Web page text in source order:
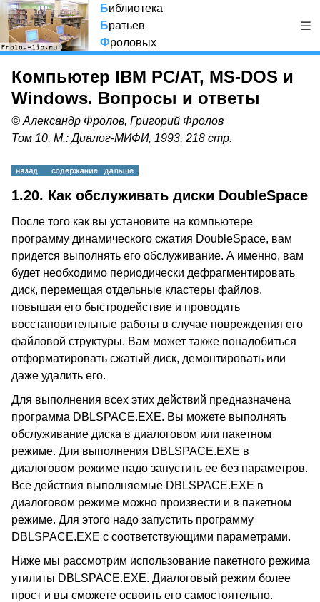
Библиотека
Братьев
Фроловых
Компьютер IBM PC/AT, MS-DOS и
Windows. Вопросы и ответы
© Александр Фролов, Григорий Фролов
Том 10, М.: Диалог-МИФИ, 1993, 218 стр.
1.20. Как обслуживать диски DoubleSpace
После того как вы установите на компьютере
программу динамического сжатия DoubleSpace, вам
придется выполнять его обслуживание. А именно, вам
будет необходимо периодически дефрагментировать
диск, перемещая отдельные кластеры файлов,
повышая его быстродействие и проводить
восстановительные работы в случае повреждения его
файловой структуры. Вам может также понадобиться
отформатировать сжатый диск, демонтировать или
даже удалить его.
Для выполнения всех этих действий предназначена
программа DBLSPACE.EXE. Вы можете выполнять
обслуживание диска в диалоговом или пакетном
режиме. Для выполнения DBLSPACE.EXE в
диалоговом режиме надо запустить ее без параметров.
Все действия выполняемые DBLSPACE.EXE в
диалоговом режиме можно произвести и в пакетном
режиме. Для этого надо запустить программу
DBLSPACE.EXE с соответствующими параметрами.
Ниже мы рассмотрим использование пакетного режима
утилиты DBLSPACE.EXE. Диалоговый режим более
прост и вы сможете освоить его самостоятельно.